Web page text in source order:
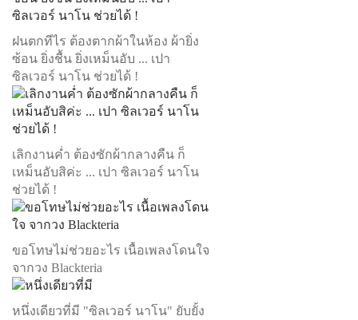
ฝนตกทีไร ต้องตากผ้าในห้อง ผ้ายิ่ง
ซ้อน ยิ่งชื้น ยิ่งเหม็นอับ ... เปา
ซิลเวอร์ นาโน ช่วยได้ !
เลิกงานค่ำ ต้องซักผ้ากลางคืน ก็
เหม็นอับสิค่ะ ... เปา ซิลเวอร์ นาโน
ช่วยได้ !
ขอโทษไม่ช่วยอะไร เนื้อเพลงโดนใจ
จากวง Blackteria
หนึ่งเดียวที่มี "ซิลเวอร์ นาโน" ยับยั้ง